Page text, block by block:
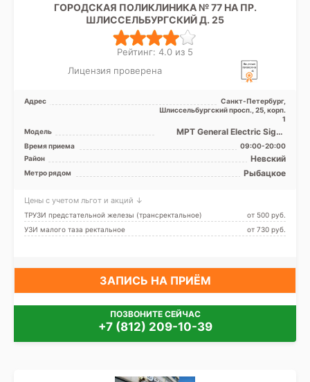
ГОРОДСКАЯ ПОЛИКЛИНИКА № 77 НА ПР.
ШЛИССЕЛЬБУРГСКИЙ Д. 25
Рейтинг: 4.0 из 5
Лицензия проверена
Адрес
Санкт-Петербург,
Шлиссельбургский просп., 25, корп.
1
Модель
МРТ General Electric Signa
HDх 1.5 Tесла, УЗИ, Рентген
Время приема
09:00-20:00
Район
Невский
Метро рядом Рыбацкое
Цены с учетом льгот и акций ↓
ТРУЗИ предстательной железы (трансректальное)
от 500 pуб.
УЗИ малого таза ректальное
от 730 pуб.
ЗАПИСЬ НА ПРИЁМ
ПОЗВОНИТЕ СЕЙЧАС
+7 (812) 209-10-39